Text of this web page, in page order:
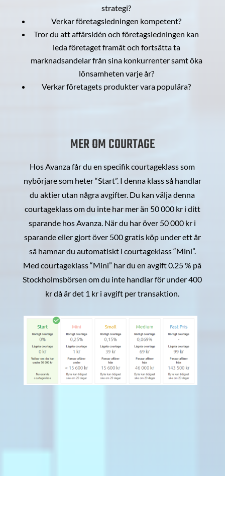
strategi?
Verkar företagsledningen kompetent?
Tror du att affärsidén och företagsledningen kan
leda företaget framåt och fortsätta ta
marknadsandelar från sina konkurrenter samt öka
lönsamheten varje år?
Verkar företagets produkter vara populära?
MER OM COURTAGE
Hos Avanza får du en specifik courtageklass som
nybörjare som heter “Start”. I denna klass så handlar
du aktier utan några avgifter. Du kan välja denna
courtageklass om du inte har mer än 50 000 kr i ditt
sparande hos Avanza. När du har över 50 000 kr i
sparande eller gjort över 500 gratis köp under ett år
så hamnar du automatiskt i courtageklass “Mini”.
Med courtageklass “Mini” har du en avgift 0.25 % på
Stockholmsbörsen om du inte handlar för under 400
kr då är det 1 kr i avgift per transaktion.